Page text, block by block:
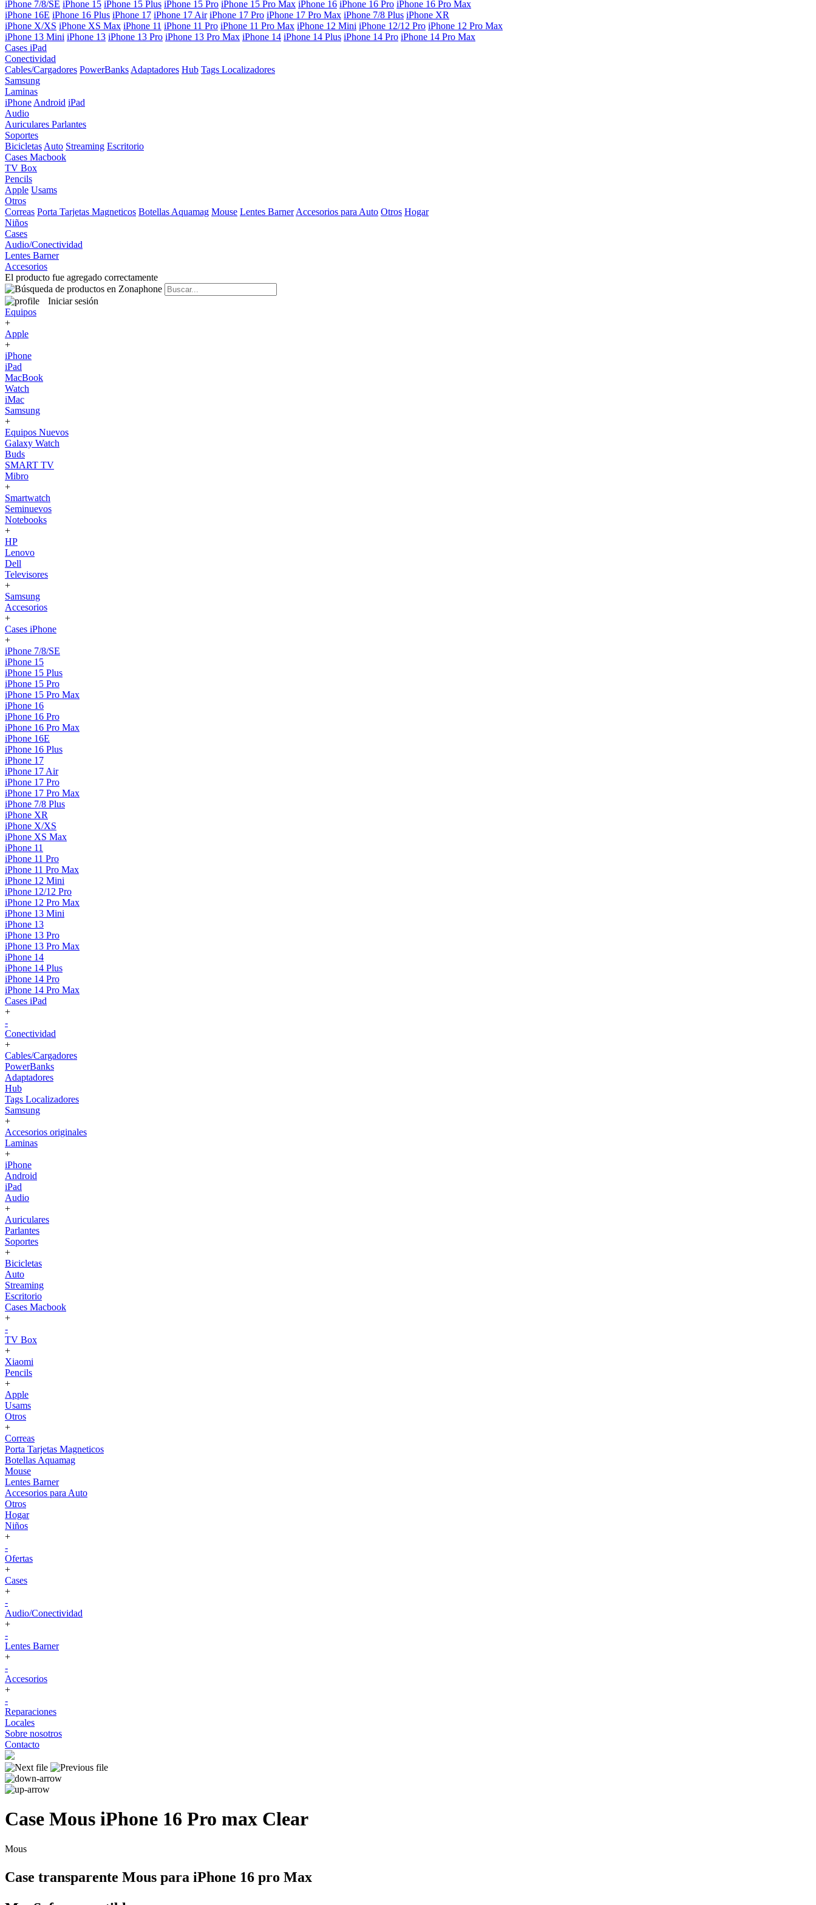
iPhone 7/8/SE iPhone 15 iPhone 15 Plus iPhone 15 Pro iPhone 15 Pro Max iPhone 16 iPhone 16 Pro iPhone 16 Pro Max
iPhone 16E iPhone 16 Plus iPhone 17 iPhone 17 Air iPhone 17 Pro iPhone 17 Pro Max iPhone 7/8 Plus iPhone XR
iPhone X/XS iPhone XS Max iPhone 11 iPhone 11 Pro iPhone 11 Pro Max iPhone 12 Mini iPhone 12/12 Pro iPhone 12 Pro Max
iPhone 13 Mini iPhone 13 iPhone 13 Pro iPhone 13 Pro Max iPhone 14 iPhone 14 Plus iPhone 14 Pro iPhone 14 Pro Max
Cases iPad
Conectividad
Cables/Cargadores PowerBanks Adaptadores Hub Tags Localizadores
Samsung
Laminas
iPhone Android iPad
Audio
Auriculares Parlantes
Soportes
Bicicletas Auto Streaming Escritorio
Cases Macbook
TV Box
Pencils
Apple Usams
Otros
Correas Porta Tarjetas Magneticos Botellas Aquamag Mouse Lentes Barner Accesorios para Auto Otros Hogar
Niños
Cases
Audio/Conectividad
Lentes Barner
Accesorios
El producto fue agregado correctamente
Iniciar sesión
Equipos
+
Apple
+
iPhone
iPad
MacBook
Watch
iMac
Samsung
+
Equipos Nuevos
Galaxy Watch
Buds
SMART TV
Mibro
+
Smartwatch
Seminuevos
Notebooks
+
HP
Lenovo
Dell
Televisores
+
Samsung
Accesorios
+
Cases iPhone
+
iPhone 7/8/SE
iPhone 15
iPhone 15 Plus
iPhone 15 Pro
iPhone 15 Pro Max
iPhone 16
iPhone 16 Pro
iPhone 16 Pro Max
iPhone 16E
iPhone 16 Plus
iPhone 17
iPhone 17 Air
iPhone 17 Pro
iPhone 17 Pro Max
iPhone 7/8 Plus
iPhone XR
iPhone X/XS
iPhone XS Max
iPhone 11
iPhone 11 Pro
iPhone 11 Pro Max
iPhone 12 Mini
iPhone 12/12 Pro
iPhone 12 Pro Max
iPhone 13 Mini
iPhone 13
iPhone 13 Pro
iPhone 13 Pro Max
iPhone 14
iPhone 14 Plus
iPhone 14 Pro
iPhone 14 Pro Max
Cases iPad
+
-
Conectividad
+
Cables/Cargadores
PowerBanks
Adaptadores
Hub
Tags Localizadores
Samsung
+
Accesorios originales
Laminas
+
iPhone
Android
iPad
Audio
+
Auriculares
Parlantes
Soportes
+
Bicicletas
Auto
Streaming
Escritorio
Cases Macbook
+
-
TV Box
+
Xiaomi
Pencils
+
Apple
Usams
Otros
+
Correas
Porta Tarjetas Magneticos
Botellas Aquamag
Mouse
Lentes Barner
Accesorios para Auto
Otros
Hogar
Niños
+
-
Ofertas
+
Cases
+
-
Audio/Conectividad
+
-
Lentes Barner
+
-
Accesorios
+
-
Reparaciones
Locales
Sobre nosotros
Contacto
Case Mous iPhone 16 Pro max Clear
Mous
Case transparente Mous para iPhone 16 pro Max